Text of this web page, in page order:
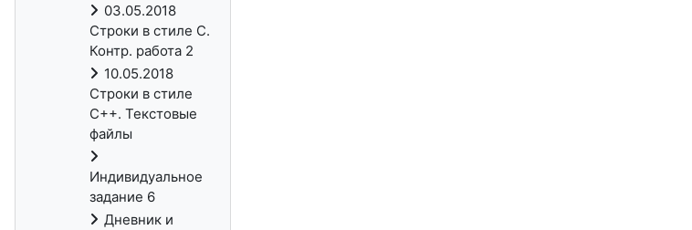
03.05.2018
Строки в стиле C.
Контр. работа 2
10.05.2018
Строки в стиле
С++. Текстовые
файлы
Индивидуальное
задание 6
Дневник и